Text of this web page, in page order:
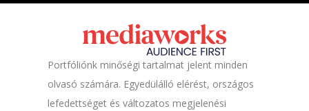
Portfóliónk minőségi tartalmat jelent minden
olvasó számára. Egyedülálló elérést, országos
lefedettséget és változatos megjelenési